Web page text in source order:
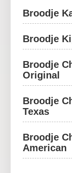
Broodje
Broodje
Broodje
Original
Broodje
Texas
Broodje
American